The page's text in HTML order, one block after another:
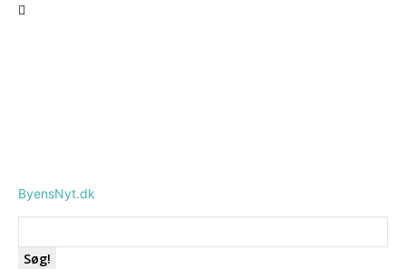
ByensNyt.dk
Søg!